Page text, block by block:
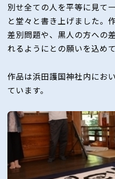
別せ全ての人を平等に見て
と堂々と書き上げました。
差別問題や、黒人の方への
れるようにとの願いを込め
作品は浜田護国神社内にお
ています。